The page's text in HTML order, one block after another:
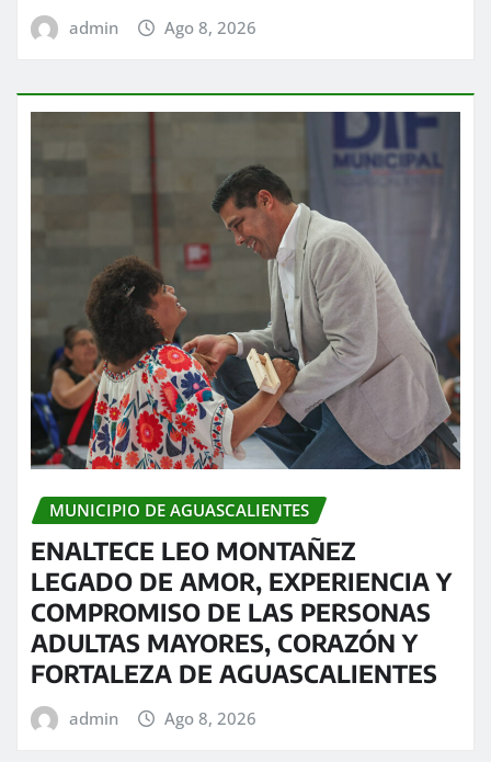
admin Ago 8, 2026
MUNICIPIO DE AGUASCALIENTES
ENALTECE LEO MONTAÑEZ
LEGADO DE AMOR, EXPERIENCIA Y
COMPROMISO DE LAS PERSONAS
ADULTAS MAYORES, CORAZÓN Y
FORTALEZA DE AGUASCALIENTES
admin Ago 8, 2026